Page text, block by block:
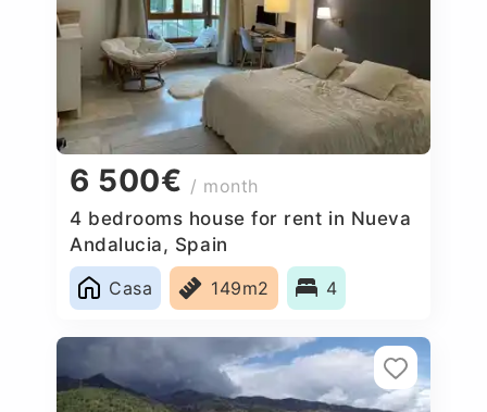
6 500€ / month
4 bedrooms house for rent in Nueva
Andalucia, Spain
Casa
149m2 4